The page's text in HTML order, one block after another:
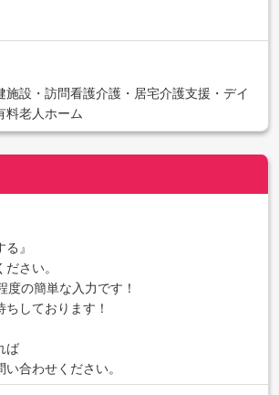
施設・訪問看護介護・居宅介護支援・デイ
料老人ホーム
』
さい。
度の簡単な入力です！
しております！
ば
合わせください。